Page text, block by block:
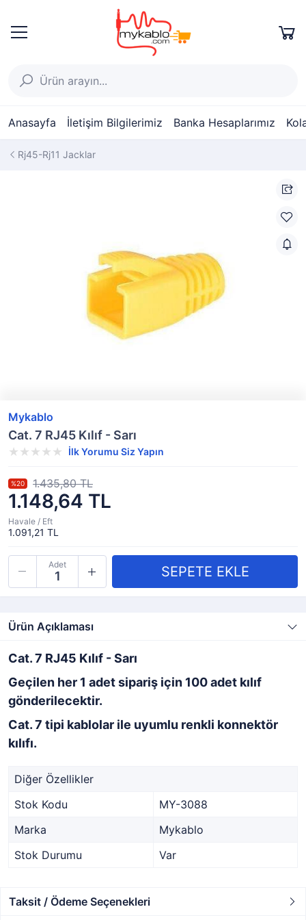
Anasayfa İletişim Bilgilerimiz Banka Hesaplarımız
Rj45-Rj11 Jacklar
Mykablo
Cat. 7 RJ45 Kılıf - Sarı
İlk Yorumu Siz Yapın
1.148,64 TL
%20 1.435,80 TL
Havale / Eft
1.091,21 TL
Adet
Ürün Açıklaması
Cat. 7 RJ45 Kılıf - Sarı
Geçilen her 1 adet sipariş için 100 adet kılıf
gönderilecektir.
Cat. 7 tipi kablolar ile uyumlu renkli konnektör
kılıfı.
Diğer Özellikler
Stok Kodu
MY-3088
Marka
Mykablo
Stok Durumu
Var
Taksit / Ödeme Seçenekleri